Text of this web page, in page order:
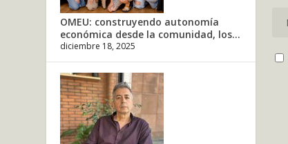
OMEU: construyendo autonomía
económica desde la comunidad, los...
diciembre 18, 2025